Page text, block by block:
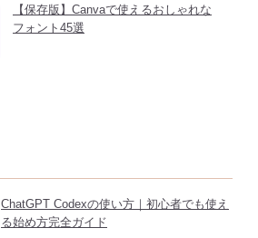
【保存版】Canvaで使えるおしゃれな
フォント45選
ChatGPT Codexの使い方｜初心者でも使え
る始め方完全ガイド